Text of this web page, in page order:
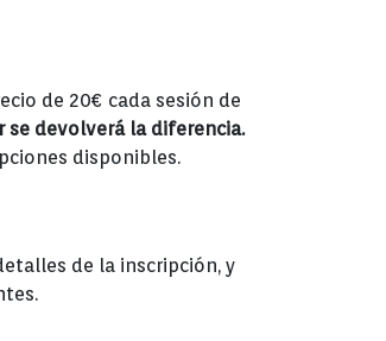
de 20€ cada sesión de
devolverá la diferencia.
disponibles.
de la inscripción, y